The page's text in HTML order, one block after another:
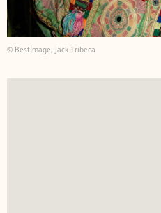
© BestImage, Jack Tribeca